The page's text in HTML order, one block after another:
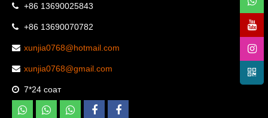
+86 13690025843
+86 13690070782
xunjia0768@hotmail.com
xunjia0768@gmail.com
7*24 соат